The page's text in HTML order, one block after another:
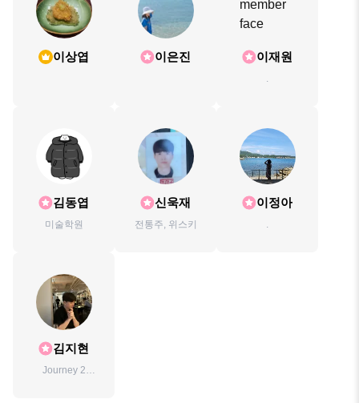
이상엽 이은진 이재원
.
김동엽
미술학원
신욱재
전통주, 위스키
이정아
.
김지현
Journey 2